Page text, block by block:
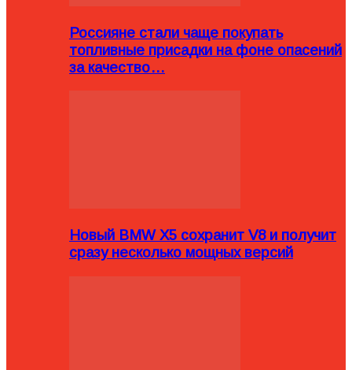
Россияне стали чаще покупать
топливные присадки на фоне опасений
за качество…
Новый BMW X5 сохранит V8 и получит
сразу несколько мощных версий